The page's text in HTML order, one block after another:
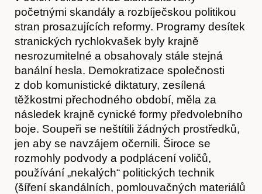
početnými skandály a rozbíječskou politikou
stran prosazujících reformy. Programy desítek
stranických rychlokvašek byly krajně
nesrozumitelné a obsahovaly stále stejná
banální hesla. Demokratizace společnosti
z dob komunistické diktatury, zesílená
těžkostmi přechodného období, měla za
následek krajně cynické formy předvolebního
boje. Soupeři se neštítili žádných prostředků,
jen aby se navzájem očernili. Široce se
rozmohly podvody a podplácení voličů,
používání „nekalých“ politických technik
(šíření skandálních, pomlouvačných materiálů